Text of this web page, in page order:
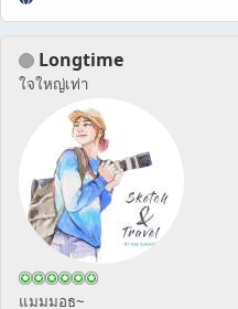
Longtime
ใจใหญ่เท่า
แมมมอธ~